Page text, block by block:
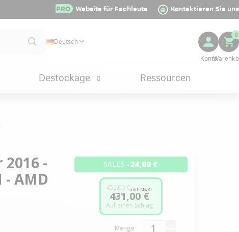
PRO Website für Fachleute Kontaktieren Sie uns
Deutsch
0
Destockage Ressourcen
-
- AMD
SALES -24,00 €
455,00 €
431,00 €
inkl. MwSt.
Auf einen Schlag
Menge